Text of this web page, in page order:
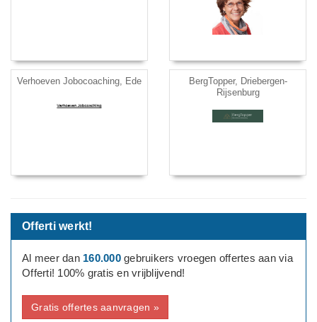
Verhoeven Jobocoaching, Ede
BergTopper, Driebergen-
Rijsenburg
Offerti werkt!
Al meer dan 160.000gebruikers vroegen offertes aan via
Offerti! 100% gratis en vrijblijvend!
Gratis offertes aanvragen »